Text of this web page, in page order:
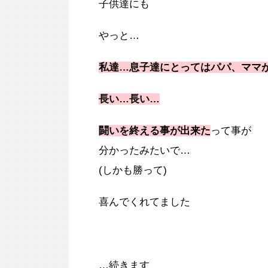
子供達にも
やっと…
私達…息子達にとってはパパ、ママ
長い…長い…
闘いを終える事が出来たって事が
分かったみたいで…
(しかも勝って)
喜んでくれてました
…続きます